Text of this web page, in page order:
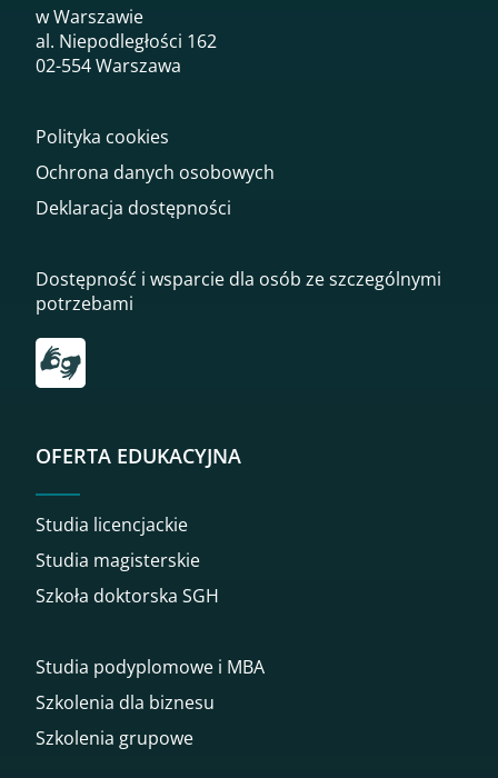
w Warszawie
al. Niepodległości 162
02-554 Warszawa
Polityka cookies
Ochrona danych osobowych
Deklaracja dostępności
Dostępność i wsparcie dla osób ze szczególnymi
potrzebami
Przekierowanie do tłumacza on-line języka migowego
OFERTA EDUKACYJNA
Studia licencjackie
Studia magisterskie
Szkoła doktorska SGH
Studia podyplomowe i MBA
Szkolenia dla biznesu
Szkolenia grupowe